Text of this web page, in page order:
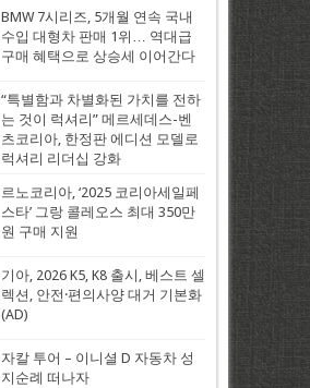
BMW 7시리즈, 5개월 연속 국내
수입 대형차 판매 1위… 역대급
구매 혜택으로 상승세 이어간다
“특별함과 차별화된 가치를 전하
는 것이 럭셔리” 메르세데스-벤
츠코리아, 한정판 에디션 모델로
럭셔리 리더십 강화
르노코리아, ‘2025 코리아세일페
스타’ 그랑 콜레오스 최대 350만
원 구매 지원
기아, 2026 K5, K8 출시, 베스트 셀
렉션, 안전·편의사양 대거 기본화
(AD)
자칼 투어 – 이니셜 D 자동차 성
지순례 떠나자